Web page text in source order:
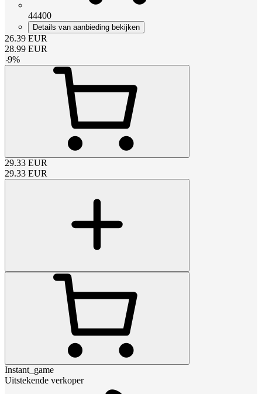
44400
Details van aanbieding bekijken
26.39 EUR
28.99 EUR
-9%
29.33 EUR
29.33 EUR
Instant_game
Uitstekende verkoper